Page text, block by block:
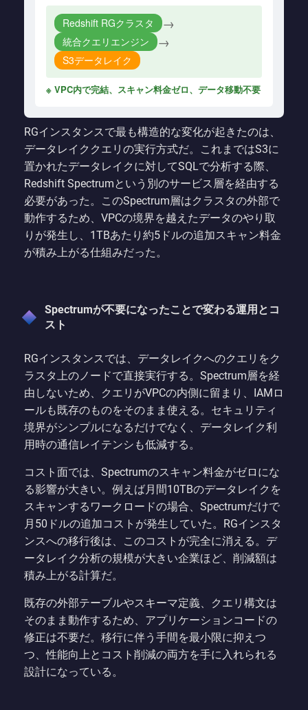
Redshift RGクラスタ →
統合クエリエンジン →
S3データレイク
※ VPC内で完結、スキャン料金ゼロ、データ移動不要
RGインスタンスで最も構造的な変化が起きたのは、
データレイククエリの実行方式だ。これまではS3に
置かれたデータレイクに対してSQLで分析する際、
Redshift Spectrumという別のサービス層を経由する
必要があった。このSpectrum層はクラスタの外部で
動作するため、VPCの境界を越えたデータのやり取
りが発生し、1TBあたり約5ドルの追加スキャン料金
が積み上がる仕組みだった。
Spectrumが不要になったことで変わる運用とコ
スト
RGインスタンスでは、データレイクへのクエリをク
ラスタ上のノードで直接実行する。Spectrum層を経
由しないため、クエリがVPCの内側に留まり、IAMロ
ールも既存のものをそのまま使える。セキュリティ
境界がシンプルになるだけでなく、データレイク利
用時の通信レイテンシも低減する。
コスト面では、Spectrumのスキャン料金がゼロにな
る影響が大きい。例えば月間10TBのデータレイクを
スキャンするワークロードの場合、Spectrumだけで
月50ドルの追加コストが発生していた。RGインスタ
ンスへの移行後は、このコストが完全に消える。デ
ータレイク分析の規模が大きい企業ほど、削減額は
積み上がる計算だ。
既存の外部テーブルやスキーマ定義、クエリ構文は
そのまま動作するため、アプリケーションコードの
修正は不要だ。移行に伴う手間を最小限に抑えつ
つ、性能向上とコスト削減の両方を手に入れられる
設計になっている。